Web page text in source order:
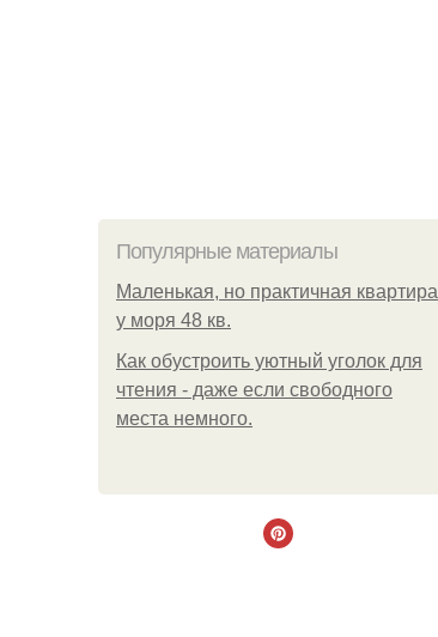
Популярные материалы
Маленькая, но практичная квартира
у моря 48 кв.
Как обустроить уютный уголок для
чтения - даже если свободного
места немного.